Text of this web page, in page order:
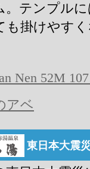
。テンプル
も掛けやす
Nen 52M
アベ
東日本大震